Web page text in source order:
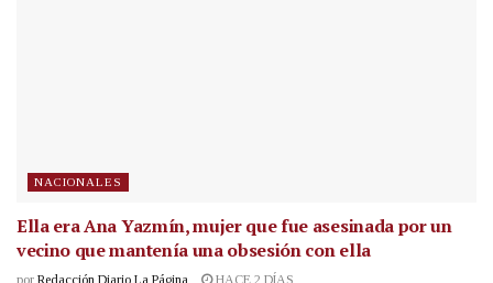
NACIONALES
Ella era Ana Yazmín, mujer que fue asesinada por un
vecino que mantenía una obsesión con ella